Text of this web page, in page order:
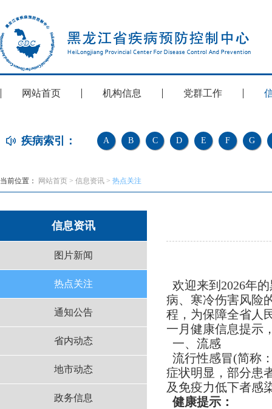
网站首页 机构信息 党群工作
疾病索引： A B C D E F G
当前位置： 网站首页 > 信息资讯 > 热点关注
信息资讯
图片新闻
热点关注
通知公告
省内动态
地市动态
政务信息
欢迎来到2026年
病、寒冷伤害风险
程，为保障全省人
一月健康信息提示
一、流感
流行性感冒(简称
症状明显，部分患
及免疫力低下者感
健康提示：​